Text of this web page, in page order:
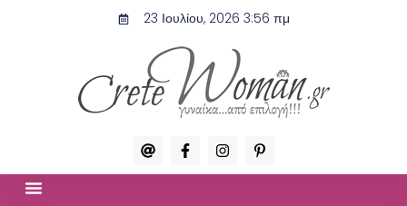
23 Ιουλίου, 2026 3:56 πμ
A
t
F
a
c
I
n
s
P
i
n